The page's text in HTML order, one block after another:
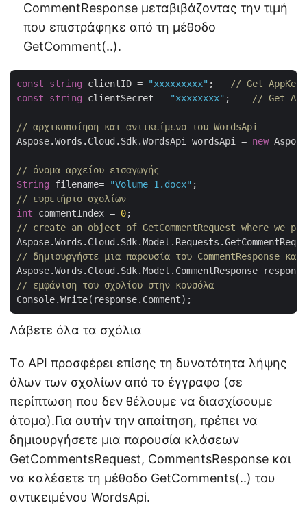
CommentResponse μεταβιβάζοντας την τιμή
που επιστράφηκε από τη μέθοδο
GetComment(..).
const string clientID = "xxxxxxxxx" ;
// Get
const
string clientSecret = "xxxxxxxx" ; // Get
// αρχικοποίηση και αντικείμενο του WordsApi
Aspose.Words.Cloud.Sdk.WordsApi wordsApi = new
// όνομα αρχείου εισαγωγής
String filename= "Volume 1.docx"
// ευρετήριο σχολίων
int commentIndex = 0
// create an object of GetCommentRequest where we
// δημιουργήστε μια παρουσία του CommentResponse
// εμφάνιση του σχολίου στην κονσόλα
Λάβετε όλα τα σχόλια
Το API προσφέρει επίσης τη δυνατότητα λήψης
όλων των σχολίων από το έγγραφο (σε
περίπτωση που δεν θέλουμε να διασχίσουμε
άτομα).Για αυτήν την απαίτηση, πρέπει να
δημιουργήσετε μια παρουσία κλάσεων
GetCommentsRequest, CommentsResponse και
να καλέσετε τη μέθοδο GetComments(..) του
αντικειμένου WordsApi.